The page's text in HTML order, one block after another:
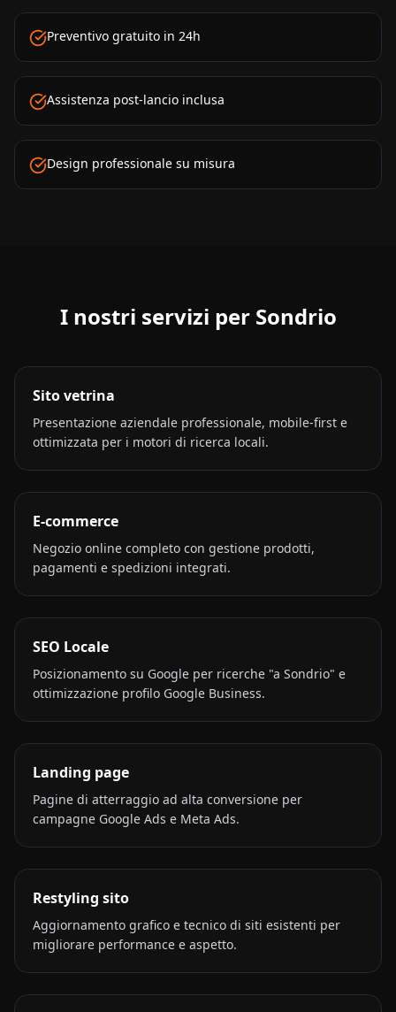
Preventivo gratuito in 24h
Assistenza post-lancio inclusa
Design professionale su misura
I nostri servizi per Sondrio
Sito vetrina
Presentazione aziendale professionale, mobile-first e
ottimizzata per i motori di ricerca locali.
E-commerce
Negozio online completo con gestione prodotti,
pagamenti e spedizioni integrati.
SEO Locale
Posizionamento su Google per ricerche "a Sondrio" e
ottimizzazione profilo Google Business.
Landing page
Pagine di atterraggio ad alta conversione per
campagne Google Ads e Meta Ads.
Restyling sito
Aggiornamento grafico e tecnico di siti esistenti per
migliorare performance e aspetto.